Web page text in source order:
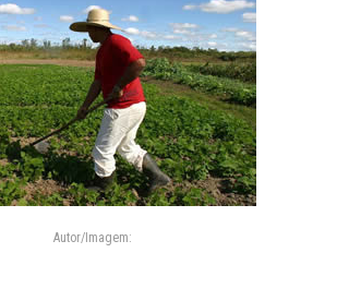
Autor/Imagem: